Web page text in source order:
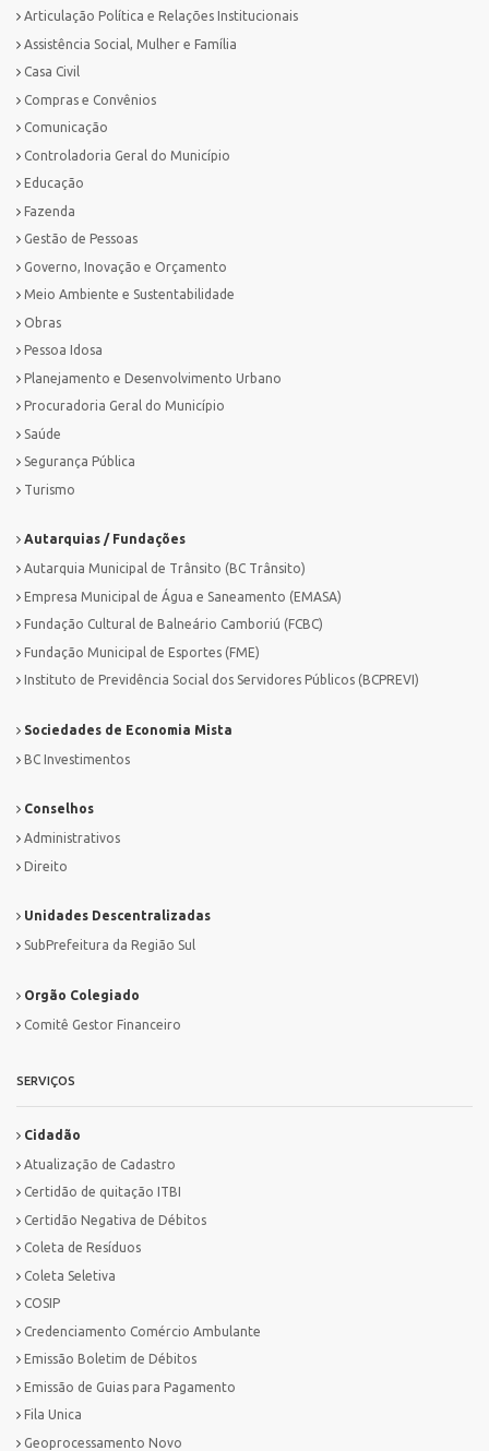
Articulação Política e Relações Institucionais
Assistência Social, Mulher e Família
Casa Civil
Compras e Convênios
Comunicação
Controladoria Geral do Município
Educação
Fazenda
Gestão de Pessoas
Governo, Inovação e Orçamento
Meio Ambiente e Sustentabilidade
Obras
Pessoa Idosa
Planejamento e Desenvolvimento Urbano
Procuradoria Geral do Município
Saúde
Segurança Pública
Turismo
Autarquias / Fundações
Autarquia Municipal de Trânsito (BC Trânsito)
Empresa Municipal de Água e Saneamento (EMASA)
Fundação Cultural de Balneário Camboriú (FCBC)
Fundação Municipal de Esportes (FME)
Instituto de Previdência Social dos Servidores Públicos (BCPREVI)
Sociedades de Economia Mista
BC Investimentos
Conselhos
Administrativos
Direito
Unidades Descentralizadas
SubPrefeitura da Região Sul
Orgão Colegiado
Comitê Gestor Financeiro
SERVIÇOS
Cidadão
Atualização de Cadastro
Certidão de quitação ITBI
Certidão Negativa de Débitos
Coleta de Resíduos
Coleta Seletiva
COSIP
Credenciamento Comércio Ambulante
Emissão Boletim de Débitos
Emissão de Guias para Pagamento
Fila Unica
Geoprocessamento Novo